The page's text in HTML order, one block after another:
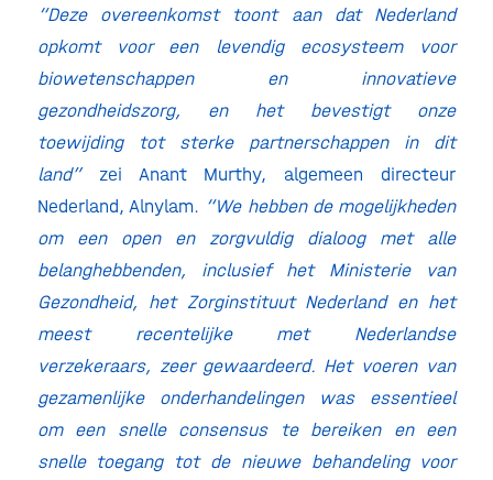
“Deze overeenkomst toont aan dat Nederland
opkomt voor een levendig ecosysteem voor
biowetenschappen en innovatieve
gezondheidszorg, en het bevestigt onze
toewijding tot sterke partnerschappen in dit
land”zei Anant Murthy, algemeen directeur
Nederland, Alnylam. “We hebben de mogelijkheden
om een open en zorgvuldig dialoog met alle
belanghebbenden, inclusief het Ministerie van
Gezondheid, het Zorginstituut Nederland en het
meest recentelijke met Nederlandse
verzekeraars, zeer gewaardeerd. Het voeren van
gezamenlijke onderhandelingen was essentieel
om een snelle consensus te bereiken en een
snelle toegang tot de nieuwe behandeling voor